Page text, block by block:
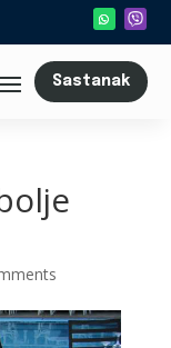
Sastanak